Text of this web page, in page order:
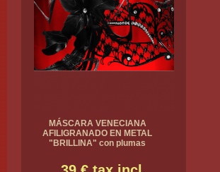
MÁSCARA VENECIANA
AFILIGRANADO EN METAL
"BRILLINA" con plumas